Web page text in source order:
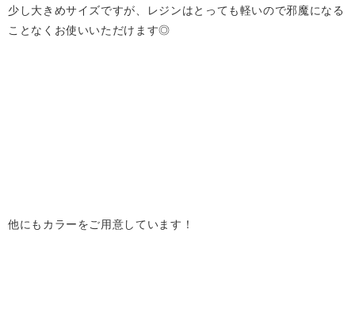
少し大きめサイズですが、レジンはとっても軽いので邪魔になる
ことなくお使いいただけます◎
他にもカラーをご用意しています！